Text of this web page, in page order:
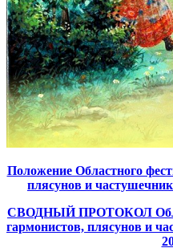
Положение Областного
плясунов и
СВОДНЫЙ ПРОТОКОЛ
гармонистов, плясунов и